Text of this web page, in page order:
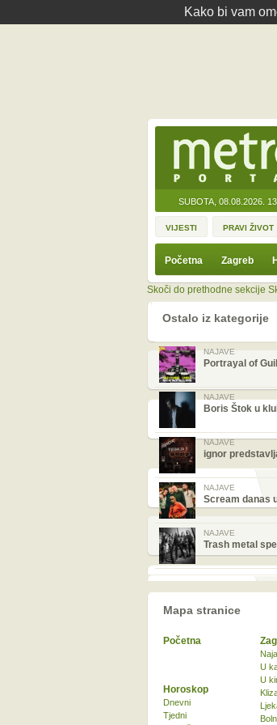
Kako bi vam
SUBOTA, 08.08.2026.
VIJESTI PRAVI ŽIVOT
Početna Zagreb
Skoči do prethodne sekcije
Ostalo iz kategorije
NAJAVE
Portrayal of
NAJAVE
Boris Štok u
NAJAVE
ignor
NAJAVE
Scream danas
NAJAVE
Trash metal
Mapa stranice
Početna
U
U
Horoskop
Dnevni
Tjedni